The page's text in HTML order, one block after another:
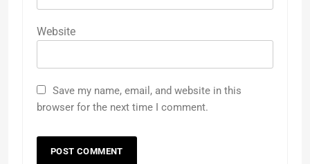
Website
Save my name, email, and website in this
browser for the next time I comment.